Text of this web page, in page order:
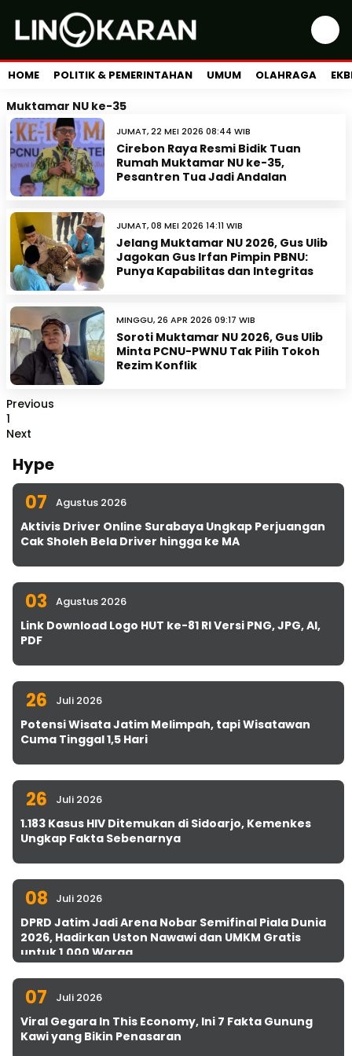
HOME POLITIK & PEMERINTAHAN UMUM OLAHRAGA
Muktamar NU ke-35
JUMAT, 22 MEI 2026 08:44 WIB
Cirebon Raya Resmi Bidik Tuan
Rumah Muktamar NU ke-35,
Pesantren Tua Jadi Andalan
JUMAT, 08 MEI 2026 14:11 WIB
Jelang Muktamar NU 2026, Gus Ulib
Jagokan Gus Irfan Pimpin PBNU:
Punya Kapabilitas dan Integritas
MINGGU, 26 APR 2026 09:17 WIB
Soroti Muktamar NU 2026, Gus Ulib
Minta PCNU-PWNU Tak Pilih Tokoh
Rezim Konflik
Previous
1
Next
Hype
07 Agustus 2026
Aktivis Driver Online Surabaya Ungkap Perjuangan
Cak Sholeh Bela Driver hingga ke MA
03 Agustus 2026
Link Download Logo HUT ke-81 RI Versi PNG, JPG, AI,
PDF
26 Juli 2026
Potensi Wisata Jatim Melimpah, tapi Wisatawan
Cuma Tinggal 1,5 Hari
26 Juli 2026
1.183 Kasus HIV Ditemukan di Sidoarjo, Kemenkes
Ungkap Fakta Sebenarnya
08 Juli 2026
DPRD Jatim Jadi Arena Nobar Semifinal Piala Dunia
2026, Hadirkan Uston Nawawi dan UMKM Gratis
untuk 1.000 Warga
07 Juli 2026
Viral Gegara In This Economy, Ini 7 Fakta Gunung
Kawi yang Bikin Penasaran